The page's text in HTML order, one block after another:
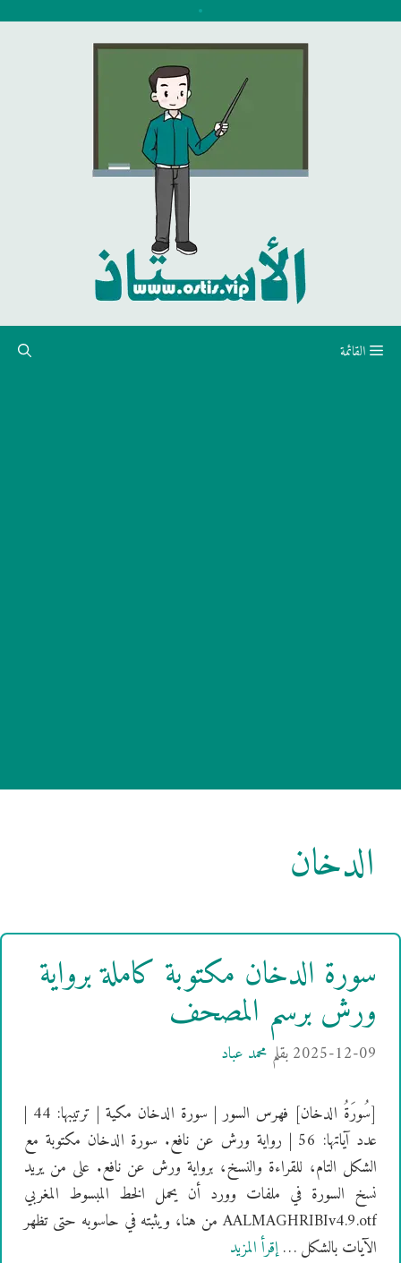
القائمة
الدخان
سورة الدخان مكتوبة كاملة برواية
ورش برسم المصحف
2025-12-09بقلم محمد عباد
[سُورَةُ الدخان] فهرس السور | سورة الدخان مكية | ترتيبها: 44 |
عدد آياتها: 56 | رواية ورش عن نافع. سورة الدخان مكتوبة مع
الشكل التام، للقراءة والنسخ، برواية ورش عن نافع. على من يريد
نسخ السورة في ملفات وورد أن يحمل الخط المبسوط المغربي
AALMAGHRIBIv4.9.otf من هنا، ويثبته في حاسوبه حتى تظهر
الآيات بالشكل …إقرأ المزيد